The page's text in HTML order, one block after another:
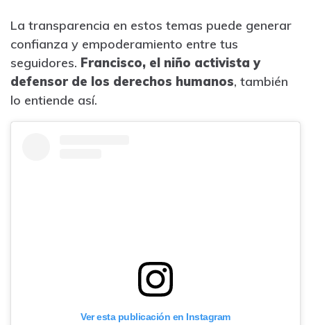
La transparencia en estos temas puede generar
confianza y empoderamiento entre tus
seguidores. Francisco, el niño activista y
defensor de los derechos humanos, también
lo entiende así.
Ver esta publicación en Instagram